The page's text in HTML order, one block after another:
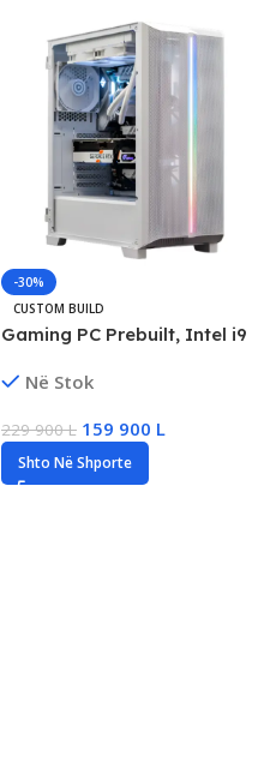
-30%
CUSTOM BUILD
Gaming PC Prebuilt, Intel i9
SSD NVMe, NVIDIA RTX
Në Stok
229 900L 159 900 L
Shto Në Shporte